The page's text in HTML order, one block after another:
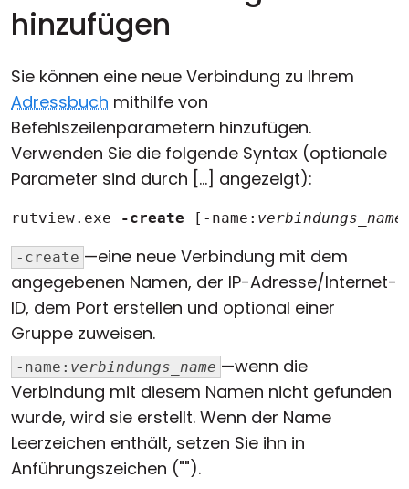
hinzufügen
Sie können eine neue Verbindung zu Ihrem
Adressbuch mithilfe von
Befehlszeilenparametern hinzufügen.
Verwenden Sie die folgende Syntax (optionale
Parameter sind durch [...] angezeigt):
rutview.exe -create [-name: verbindungs_name
-create —eine neue Verbindung mit dem
angegebenen Namen, der IP-Adresse/Internet-
ID, dem Port erstellen und optional einer
Gruppe zuweisen.
-name: verbindungs_name —wenn die
Verbindung mit diesem Namen nicht gefunden
wurde, wird sie erstellt. Wenn der Name
Leerzeichen enthält, setzen Sie ihn in
Anführungszeichen ("").